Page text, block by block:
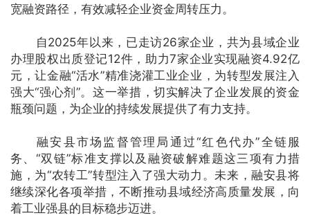
宽融资路径，有效减轻企业资金周转压力。
自2025年以来，已走访26家企业，共为县域企业
办理股权出质登记12件，助力7家企业实现融资4.92亿
元，让金融“活水”精准浇灌工业企业，为转型发展注入
强大“强心剂”。这一举措，切实解决了企业发展的资金
瓶颈问题，为企业的持续发展提供了有力支持。
融安县市场监督管理局通过“红色代办”全链服
务、“双链”标准支撑以及融资破解难题这三项有力措
施，为“农转工”转型注入了强大动力。未来，融安县将
继续深化各项举措，不断推动县域经济高质量发展，向
着工业强县的目标稳步迈进。